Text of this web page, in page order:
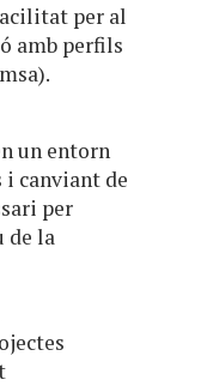
per al
amb perfils
un entorn
i canviant de
per
de la